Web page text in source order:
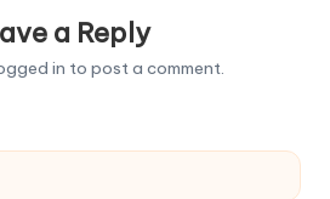
a Reply
in to post a comment.